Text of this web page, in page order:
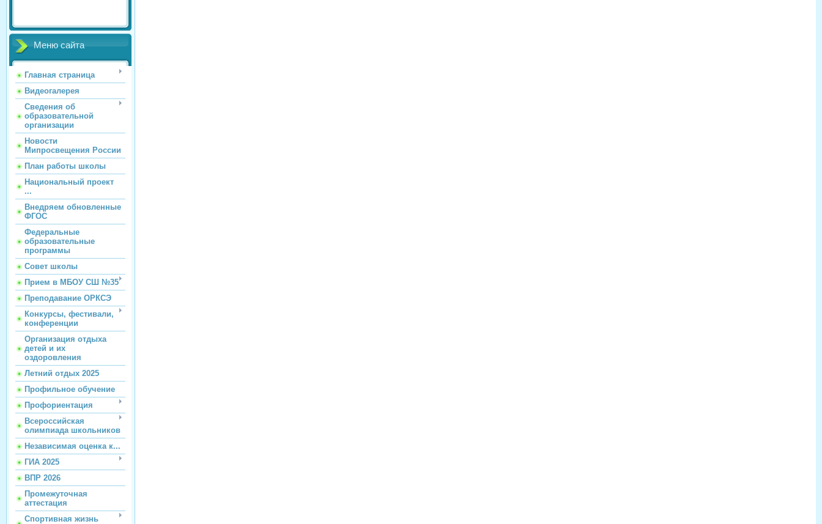
Меню сайта
Главная страница
Видеогалерея
Сведения об
образовательной
организации
Новости
Мипросвещения России
План работы школы
Национальный проект
...
Внедряем обновленные
ФГОС
Федеральные
образовательные
программы
Совет школы
Прием в МБОУ СШ №35
Преподавание ОРКСЭ
Конкурсы, фестивали,
конференции
Организация отдыха
детей и их
оздоровления
Летний отдых 2025
Профильное обучение
Профориентация
Всероссийская
олимпиада школьников
Независимая оценка к...
ГИА 2025
ВПР 2026
Промежуточная
аттестация
Спортивная жизнь